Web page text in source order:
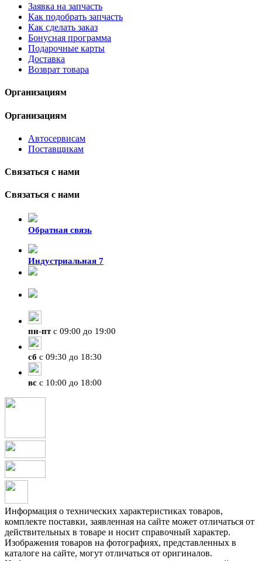
Заявка на запчасть
Как подобрать запчасть
Как сделать заказ
Бонусная программа
Подарочные карты
Доставка
Возврат товара
Организациям
Организациям
Автосервисам
Поставщикам
Связаться с нами
Связаться с нами
Обратная связь
Индустриальная 7
пн-птс 09:00 до 19:00
сб с 09:30 до 18:30
вс с 10:00 до 18:00
Информация о технических характеристиках товаров,
комплекте поставки, заявленная на сайте может отличаться от
действительных в товаре и носит справочный характер.
Изображения товаров на фотографиях, представленных в
каталоге на сайте, могут отличаться от оригиналов.